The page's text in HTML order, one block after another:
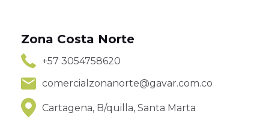
Zona Costa Norte
+57 3054758620
comercialzonanorte@gavar.com.co
Cartagena, B/quilla, Santa Marta